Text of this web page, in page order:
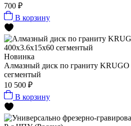
700 ₽
В корзину
Новинка
Алмазный диск по граниту
сегментый
10 500 ₽
В корзину